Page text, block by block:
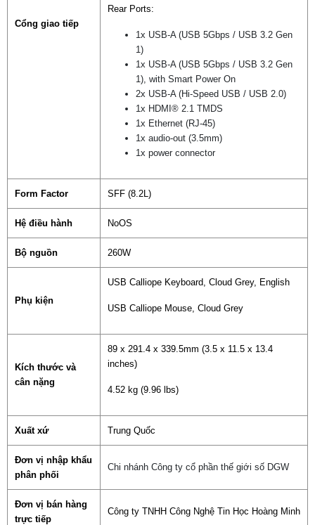
Cổng giao tiếp
Rear Ports:
1x USB-A (USB 5Gbps / USB 3.2 Gen
1)
1x USB-A (USB 5Gbps / USB 3.2 Gen
1), with Smart Power On
2x USB-A (Hi-Speed USB / USB 2.0)
1x HDMI® 2.1 TMDS
1x Ethernet (RJ-45)
1x audio-out (3.5mm)
1x power connector
Form Factor SFF (8.2L)
Hệ điều hành NoOS
Bộ nguồn 260W
Phụ kiện
USB Calliope Keyboard, Cloud Grey, English
USB Calliope Mouse, Cloud Grey
Kích thước và
cân nặng
89 x 291.4 x 339.5mm (3.5 x 11.5 x 13.4
inches)
4.52 kg (9.96 lbs)
Xuất xứ Trung Quốc
Đơn vị nhập khẩu
phân phối
Chi nhánh Công ty cổ phần thế giới số DGW
Đơn vị bán hàng
trực tiếp
Công ty TNHH Công Nghệ Tin Học Hoàng Minh